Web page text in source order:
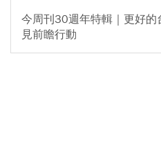
今周刊30週年特輯｜更好
見前瞻行動